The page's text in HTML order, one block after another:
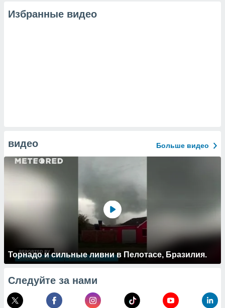
Избранные видео
видео Больше видео
Торнадо и сильные ливни в Пелотасе, Бразилия.
Следуйте за нами